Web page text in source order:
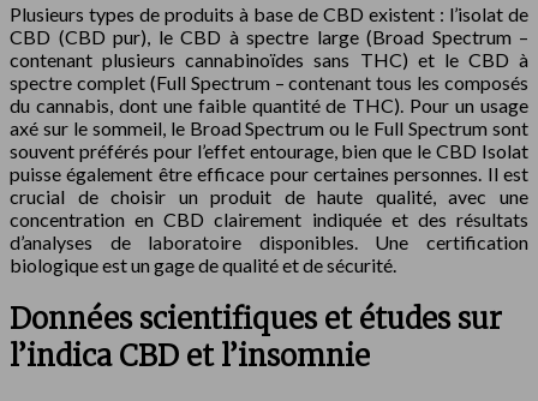
Plusieurs types de produits à base de CBD existent : l’isolat de
CBD (CBD pur), le CBD à spectre large (Broad Spectrum –
contenant plusieurs cannabinoïdes sans THC) et le CBD à
spectre complet (Full Spectrum – contenant tous les composés
du cannabis, dont une faible quantité de THC). Pour un usage
axé sur le sommeil, le Broad Spectrum ou le Full Spectrum sont
souvent préférés pour l’effet entourage, bien que le CBD Isolat
puisse également être efficace pour certaines personnes. Il est
crucial de choisir un produit de haute qualité, avec une
concentration en CBD clairement indiquée et des résultats
d’analyses de laboratoire disponibles. Une certification
biologique est un gage de qualité et de sécurité.
Données scientifiques et études sur
l’indica CBD et l’insomnie